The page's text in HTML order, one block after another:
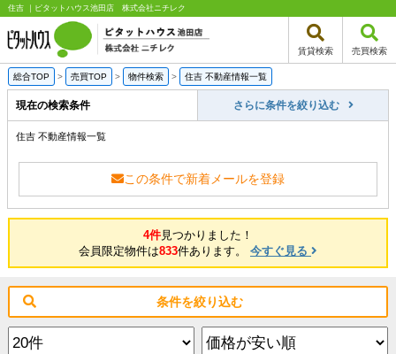
住吉 ｜ピタットハウス池田店 株式会社ニチレク
賃貸検索 売買検索
総合TOP > 売買TOP > 物件検索 > 住吉 不動産情報一覧
現在の検索条件 さらに条件を絞り込む
住吉 不動産情報一覧
この条件で新着メールを登録
4件見つかりました！
会員限定物件は833件あります。 今すぐ見る
条件を絞り込む